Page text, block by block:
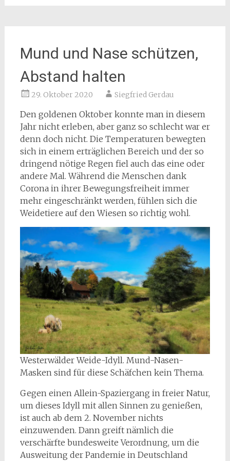
Mund und Nase schützen,
Abstand halten
29. Oktober 2020 Siegfried Gerdau
Den goldenen Oktober konnte man in diesem
Jahr nicht erleben, aber ganz so schlecht war er
denn doch nicht. Die Temperaturen bewegten
sich in einem erträglichen Bereich und der so
dringend nötige Regen fiel auch das eine oder
andere Mal. Während die Menschen dank
Corona in ihrer Bewegungsfreiheit immer
mehr eingeschränkt werden, fühlen sich die
Weidetiere auf den Wiesen so richtig wohl.
Westerwälder Weide-Idyll. Mund-Nasen-
Masken sind für diese Schäfchen kein Thema.
Gegen einen Allein-Spaziergang in freier Natur,
um dieses Idyll mit allen Sinnen zu genießen,
ist auch ab dem 2. November nichts
einzuwenden. Dann greift nämlich die
verschärfte bundesweite Verordnung, um die
Ausweitung der Pandemie in Deutschland